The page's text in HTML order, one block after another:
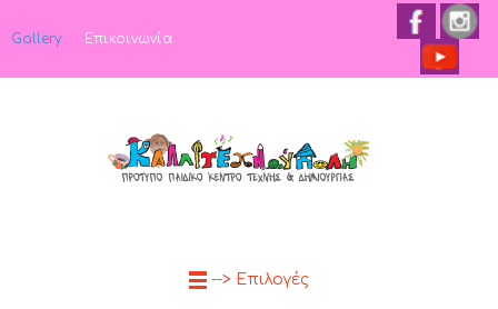
Gallery Επικοινωνία
--> Επιλογές